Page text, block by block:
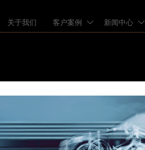
关于我们 客户案例  新闻中心 